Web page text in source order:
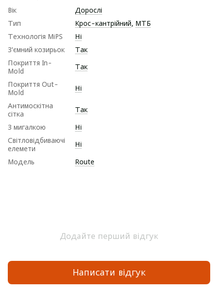
Вік
Дорослі
Тип
Крос-кантрійний, МТБ
Технологія MiPS
Ні
З'ємний козирьок
Так
Покриття In-
Mold
Так
Покриття Out-
Mold
Ні
Антимоскітна
сітка
Так
З мигалкою
Ні
Світловідбиваючі
елемети
Ні
Модель Route
Додайте перший відгук
Написати відгук